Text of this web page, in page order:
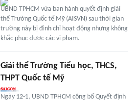
UBND TPHCM vừa ban hành quyết định giải
thể Trường Quốc tế Mỹ (AISVN) sau thời gian
trường này bị đình chỉ hoạt động nhưng không
khắc phục được các vi phạm.
Giải thể Trường Tiểu học, THCS,
THPT Quốc tế Mỹ
Ngày 12-1, UBND TPHCM công bố Quyết định